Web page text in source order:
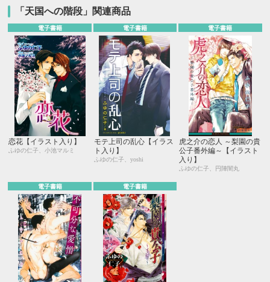
「天国への階段」関連商品
電子書籍
恋花【イラスト入り】
ふゆの仁子、小池マルミ
電子書籍
モテ上司の乱心【イラス
ト入り】
ふゆの仁子、yoshi
電子書籍
虎之介の恋人 ～梨園の貴
公子番外編～【イラスト
入り】
ふゆの仁子、円陣闇丸
電子書籍 電子書籍